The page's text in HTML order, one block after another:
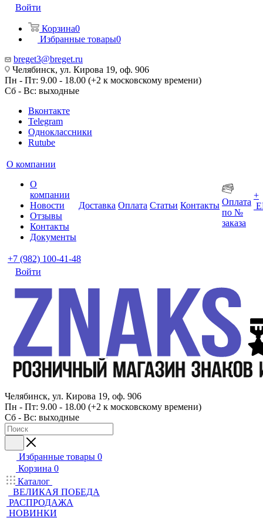
Войти
Корзина0
Избранные товары0
breget3@breget.ru
Челябинск, ул. Кирова 19, оф. 906
Пн - Пт: 9.00 - 18.00 (+2 к московскому времени)
Сб - Вс: выходные
Вконтакте
Telegram
Одноклассники
Rutube
О компании
О
компании
Новости
Отзывы
Контакты
Документы
Доставка Оплата Статьи Контакты Оплата
по №
заказа
+
+7 (982) 100-41-48
Войти
Челябинск, ул. Кирова 19, оф. 906
Пн - Пт: 9.00 - 18.00 (+2 к московскому времени)
Сб - Вс: выходные
Избранные товары 0
Корзина 0
Каталог
ВЕЛИКАЯ ПОБЕДА
РАСПРОДАЖА
НОВИНКИ